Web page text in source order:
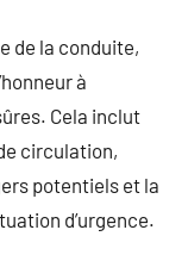
de la conduite,
à
Cela inclut
circulation,
potentiels et la
d’urgence.